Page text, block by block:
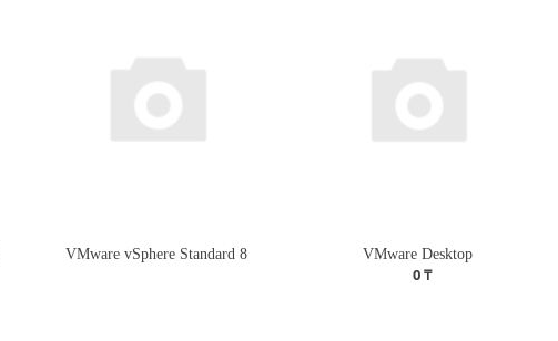
VMware vSphere Standard 8 VMware Desktop
0 ₸